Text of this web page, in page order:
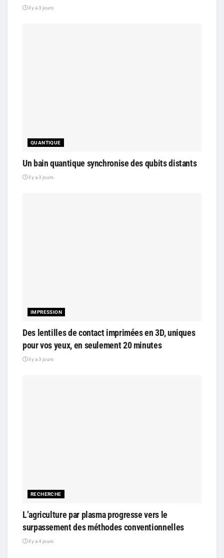
il y a 3 jours
QUANTIQUE
Un bain quantique synchronise des qubits distants
il y a 3 jours
IMPRESSION
Des lentilles de contact imprimées en 3D, uniques
pour vos yeux, en seulement 20 minutes
il y a 3 jours
RECHERCHE
L’agriculture par plasma progresse vers le
surpassement des méthodes conventionnelles
il y a 4 jours